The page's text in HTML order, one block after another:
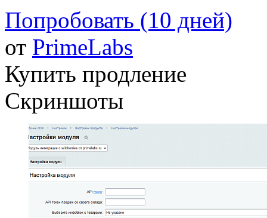
Попробовать (10 дней)
от PrimeLabs
Купить продление
Скриншоты